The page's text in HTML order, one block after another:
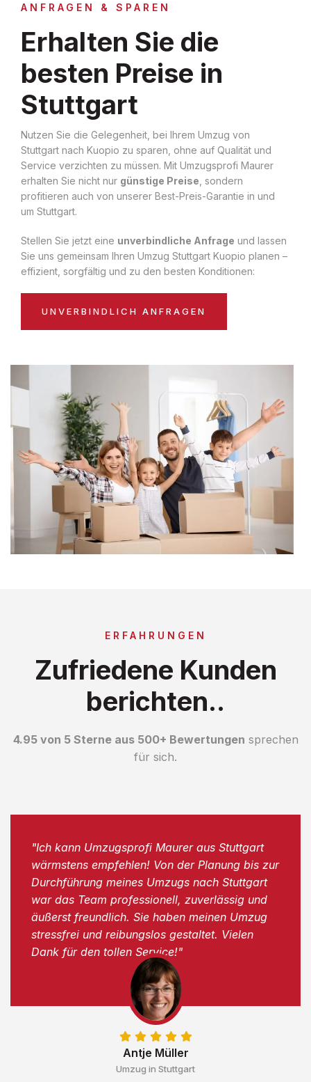
ANFRAGEN & SPAREN
Erhalten Sie die
besten Preise in
Stuttgart
Nutzen Sie die Gelegenheit, bei Ihrem Umzug von
Stuttgart nach Kuopio zu sparen, ohne auf Qualität und
Service verzichten zu müssen. Mit Umzugsprofi Maurer
erhalten Sie nicht nur günstige Preise , sondern
profitieren auch von unserer Best-Preis-Garantie in und
um Stuttgart.
Stellen Sie jetzt eine unverbindliche Anfrage und lassen
Sie uns gemeinsam Ihren Umzug Stuttgart Kuopio planen –
effizient, sorgfältig und zu den besten Konditionen:
UNVERBINDLICH ANFRAGEN
ERFAHRUNGEN
Zufriedene Kunden
berichten..
4.95 von 5 Sterne aus 500+ Bewertungen sprechen
für sich.
Antje Müller
Umzug in Stuttgart
"Ich kann Umzugsprofi Maurer aus Stuttgart
wärmstens empfehlen! Von der Planung bis zur
Durchführung meines Umzugs nach Stuttgart
war das Team professionell, zuverlässig und
äußerst freundlich. Sie haben meinen Umzug
stressfrei und reibungslos gestaltet. Vielen
Dank für den tollen Service!"